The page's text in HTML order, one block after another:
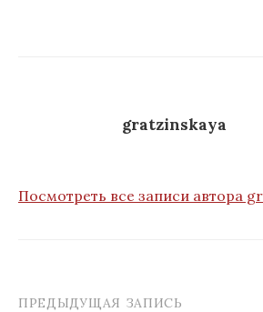
gratzinskaya
Посмотреть все записи автора
ПРЕДЫДУЩАЯ ЗАПИСЬ